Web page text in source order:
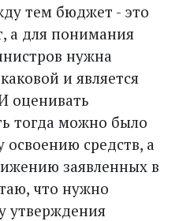
тем бюджет - это
а для понимания
нужна
и является
оценивать
тогда можно было
средств, а
заявленных в
что нужно
утверждения